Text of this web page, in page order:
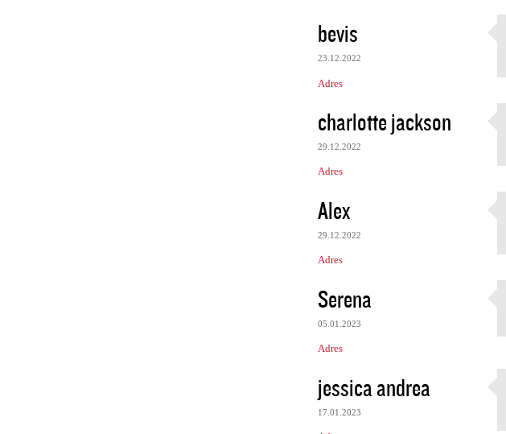
bevis
23.12.2022
Adres
charlotte jackson
29.12.2022
Adres
Alex
29.12.2022
Adres
Serena
05.01.2023
Adres
jessica andrea
17.01.2023